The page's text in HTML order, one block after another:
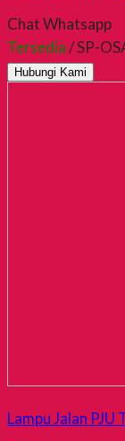
Chat Whatsapp
Tersedia/ SP-
Hubungi Kami
Lampu Jalan